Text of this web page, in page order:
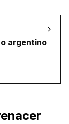
argentino